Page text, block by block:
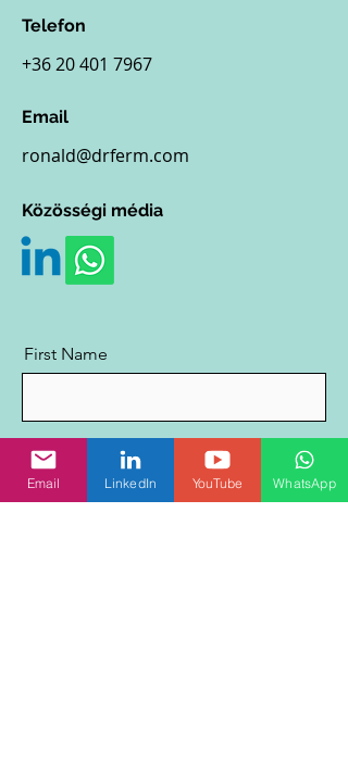
Telefon
+36 20 401 7967
Email
ronald@drferm.com
Közösségi média
First Name
Last Name
Email LinkedIn YouTube WhatsApp